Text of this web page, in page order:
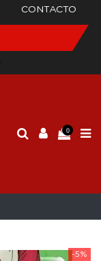
CONTACTO
0
-5%